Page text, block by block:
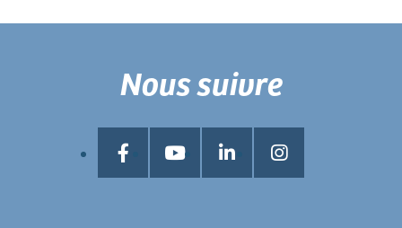
Nous suivre